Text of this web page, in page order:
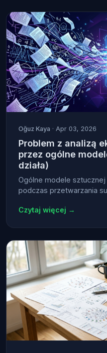
Oğuz Kaya · Apr 03, 2026
Problem z analizą
przez ogólne
działa)
Ogólne modele
podczas przetwarzania
Czytaj więcej →